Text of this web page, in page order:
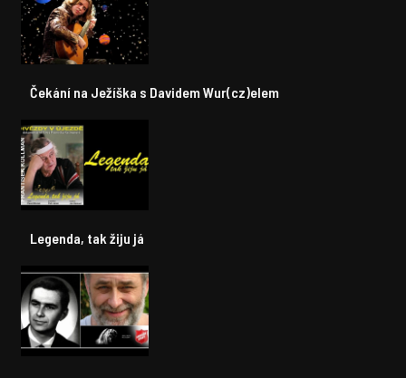
Čekání na Ježíška s Davidem Wur(cz)elem
Legenda, tak žiju já